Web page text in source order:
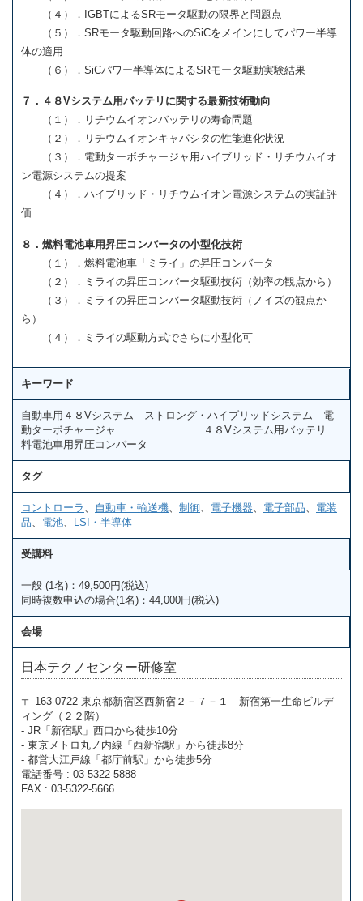
（４）．IGBTによるSRモータ駆動の限界と問題点
（５）．SRモータ駆動回路へのSiCをメインにしてパワー半導
体の適用
（６）．SiCパワー半導体によるSRモータ駆動実験結果
７．４８Vシステム用バッテリに関する最新技術動向
（１）．リチウムイオンバッテリの寿命問題
（２）．リチウムイオンキャパシタの性能進化状況
（３）．電動ターボチャージャ用ハイブリッド・リチウムイオ
ン電源システムの提案
（４）．ハイブリッド・リチウムイオン電源システムの実証評
価
８．燃料電池車用昇圧コンバータの小型化技術
（１）．燃料電池車「ミライ」の昇圧コンバータ
（２）．ミライの昇圧コンバータ駆動技術（効率の観点から）
（３）．ミライの昇圧コンバータ駆動技術（ノイズの観点か
ら）
（４）．ミライの駆動方式でさらに小型化可
キーワード
自動車用４８Vシステム ストロング・ハイブリッドシステム 電
動ターボチャージャ ４８Vシステム用バッテリ
料電池車用昇圧コンバータ
タグ
コントローラ 自動車・輸送機 制御 電子機器 電子部品
電装
品
電池 LSI・半導体
受講料
一般 (1名)：49,500円(税込)
同時複数申込の場合(1名)：44,000円(税込)
会場
日本テクノセンター研修室
〒 163-0722 東京都新宿区西新宿２－７－１ 新宿第一生命ビルデ
ィング（２２階）
- JR「新宿駅」西口から徒歩10分
- 東京メトロ丸ノ内線「西新宿駅」から徒歩8分
- 都営大江戸線「都庁前駅」から徒歩5分
電話番号 : 03-5322-5888
FAX : 03-5322-5666